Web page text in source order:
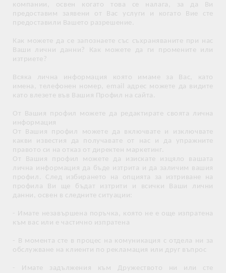
компании, освен когато това се налага, за да Ви
предоставим заявени от Вас услуги и когато Вие сте
предоставили Вашето разрешение.
Как можете да се запознаете със съхраняваните при нас
Ваши лични данни? Как можете да ги промените или
изтриете?
Всяка лична информация която имаме за Вас, като
имена, телефонен номер, email адрес можете да видите
като влезете във Вашия Профил на сайта.
От Вашия профил можете да редактирате своята лична
информация
От Вашия профил можете да включвате и изключвате
какви известия да получавате от нас и да упражните
правото си на отказ от директен маркетинг.
От Вашия профил можете да изискате изцяло вашата
лична информация да бъде изтрита и да заличим вашия
профил. След избирането на опцията за изтриване на
профила Ви ще бъдат изтрити и всички Ваши лични
данни, освен в следните ситуации:
- Имате незавършена поръчка, която не е още изпратена
към вас или е частично изпратена
- В момента сте в процес на комуникация с отдела ни за
обслужване на клиенти по рекламация или друг въпрос
- Имате задължения към Дружеството ни или сте